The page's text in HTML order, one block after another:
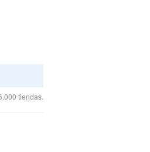
tiendas.